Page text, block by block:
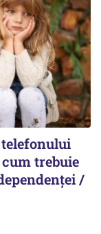
telefonului
trebuie
/